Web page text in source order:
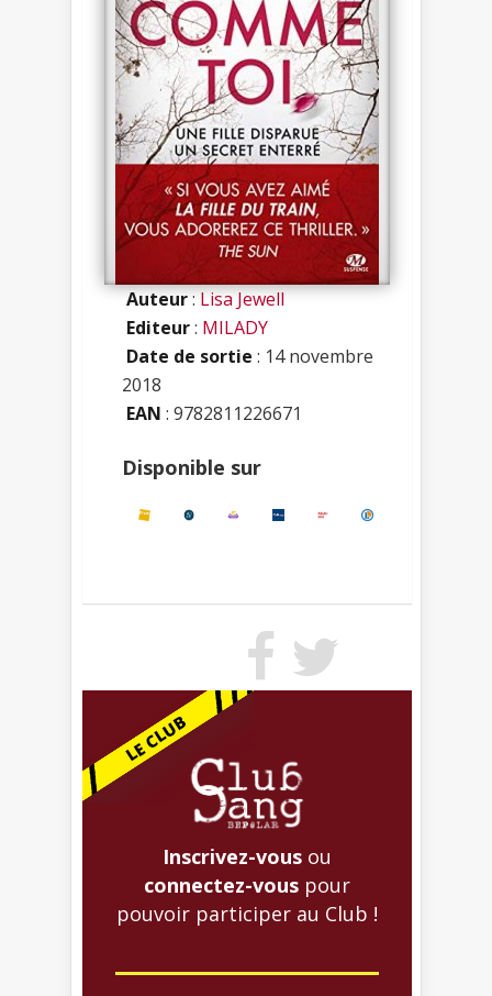
Auteur:Lisa Jewell
Editeur: MILADY
Date de sortie : 14 novembre
2018
EAN : 9782811226671
Disponible sur
Inscrivez-vous ou
connectez-vous pour
pouvoir participer au Club !